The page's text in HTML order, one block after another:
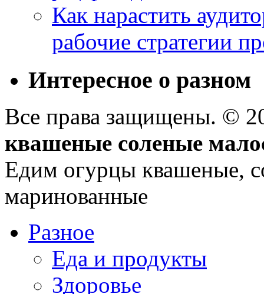
Как нарастить
рабочие стратегии
Интересное о разном
Все права защищены. ©
квашеные соленые
Едим огурцы квашеные,
маринованные
Разное
Еда и продукты
Здоровье